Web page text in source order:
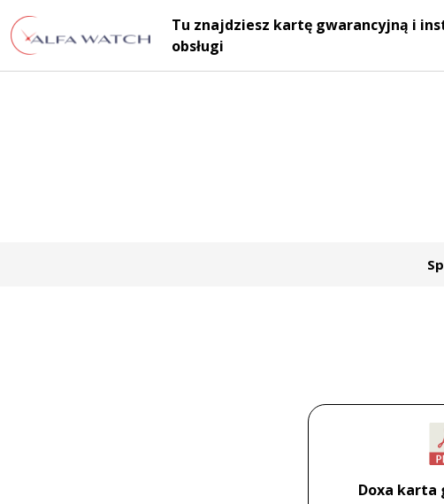
Main Navigation
Tu znajdziesz kartę gwarancyjną i
obsługi
Doxa karta